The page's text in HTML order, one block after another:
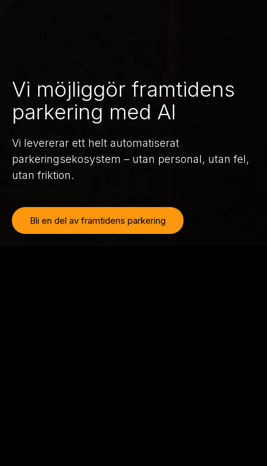
Vi möjliggör framtidens
parkering med AI
Vi levererar ett helt automatiserat
parkeringsekosystem – utan personal, utan fel,
utan friktion.
Bli en del av framtidens parkering